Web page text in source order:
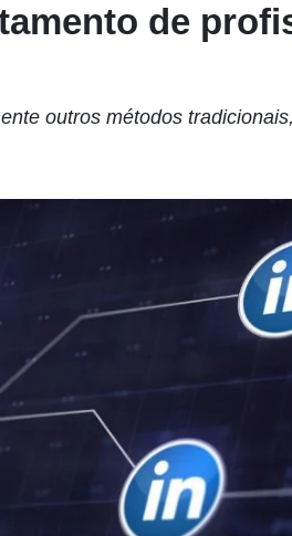
de
outros métodos